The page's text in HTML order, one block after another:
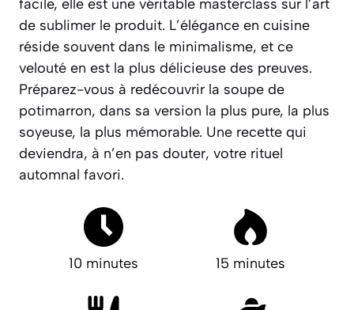
facile, elle est une véritable masterclass sur l’art
de sublimer le produit. L’élégance en cuisine
réside souvent dans le minimalisme, et ce
velouté en est la plus délicieuse des preuves.
Préparez-vous à redécouvrir la soupe de
potimarron, dans sa version la plus pure, la plus
soyeuse, la plus mémorable. Une recette qui
deviendra, à n’en pas douter, votre rituel
automnal favori.
10 minutes 15 minutes